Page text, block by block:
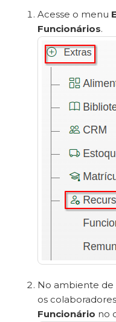
Acesse o menu
Funcionários.
No ambiente de
os
Funcionário no